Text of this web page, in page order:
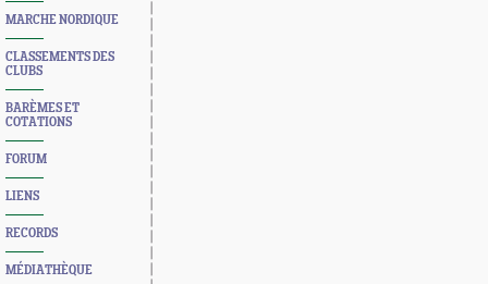
MARCHE NORDIQUE
CLASSEMENTS DES
CLUBS
BARÈMES ET
COTATIONS
FORUM
LIENS
RECORDS
MÉDIATHÈQUE